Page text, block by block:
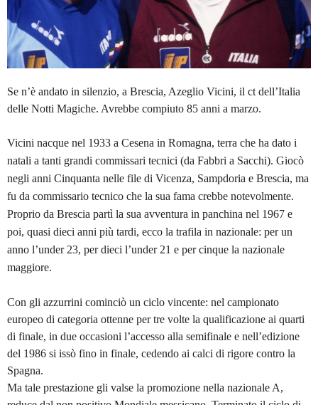
Se n’è andato in silenzio, a Brescia, Azeglio Vicini, il ct dell’Italia
delle Notti Magiche. Avrebbe compiuto 85 anni a marzo.
Vicini nacque nel 1933 a Cesena in Romagna, terra che ha dato i
natali a tanti grandi commissari tecnici (da Fabbri a Sacchi). Giocò
negli anni Cinquanta nelle file di Vicenza, Sampdoria e Brescia, ma
fu da commissario tecnico che la sua fama crebbe notevolmente.
Proprio da Brescia partì la sua avventura in panchina nel 1967 e
poi, quasi dieci anni più tardi, ecco la trafila in nazionale: per un
anno l’under 23, per dieci l’under 21 e per cinque la nazionale
maggiore.
Con gli azzurrini cominciò un ciclo vincente: nel campionato
europeo di categoria ottenne per tre volte la qualificazione ai quarti
di finale, in due occasioni l’accesso alla semifinale e nell’edizione
del 1986 si issò fino in finale, cedendo ai calci di rigore contro la
Spagna.
Ma tale prestazione gli valse la promozione nella nazionale A,